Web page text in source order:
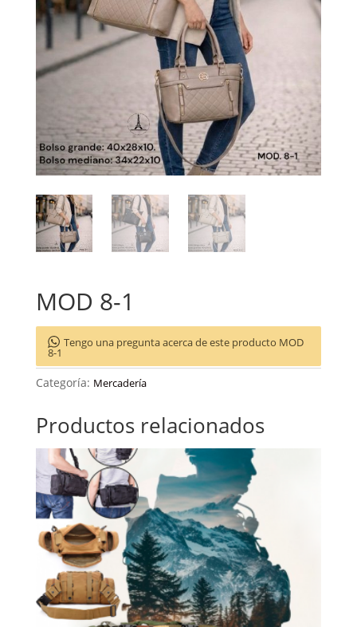
MOD 8-1
Tengo una pregunta acerca de este producto MOD
8-1
Categoría: Mercadería
Productos relacionados